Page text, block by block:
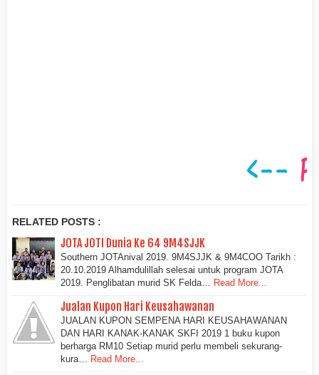
RELATED POSTS :
JOTA JOTI Dunia Ke 64 9M4SJJK
Southern JOTAnival 2019. 9M4SJJK & 9M4COO Tarikh :
20.10.2019 Alhamdulillah selesai untuk program JOTA
2019. Penglibatan murid SK Felda…
Read More...
Jualan Kupon Hari Keusahawanan
JUALAN KUPON SEMPENA HARI KEUSAHAWANAN
DAN HARI KANAK-KANAK SKFI 2019 1 buku kupon
berharga RM10 Setiap murid perlu membeli sekurang-
kura… Read More...